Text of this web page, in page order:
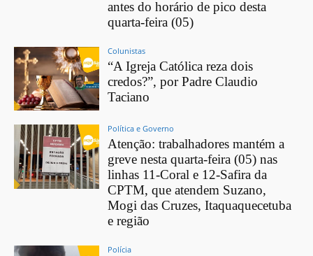
antes do horário de pico desta
quarta-feira (05)
Colunistas
“A Igreja Católica reza dois
credos?”, por Padre Claudio
Taciano
Política e Governo
Atenção: trabalhadores mantém a
greve nesta quarta-feira (05) nas
linhas 11-Coral e 12-Safira da
CPTM, que atendem Suzano,
Mogi das Cruzes, Itaquaquecetuba
e região
Polícia